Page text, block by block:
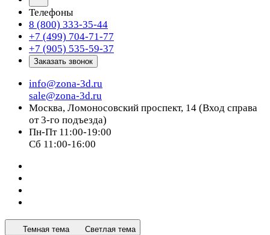
Телефоны
8 (800) 333-35-44
+7 (499) 704-71-77
+7 (905) 535-59-37
Заказать звонок
info@zona-3d.ru
sale@zona-3d.ru
Москва, Ломоносовский проспект, 14 (Вход справа
от 3-го подъезда)
Пн-Пт 11:00-19:00
Сб 11:00-16:00
Темная тема Светлая тема